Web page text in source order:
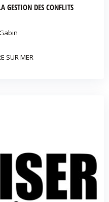
GESTION DES CONFLITS
SUR MER